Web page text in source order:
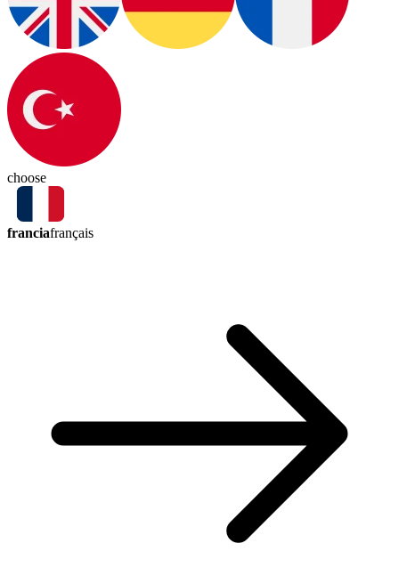
choose
franciafrançais